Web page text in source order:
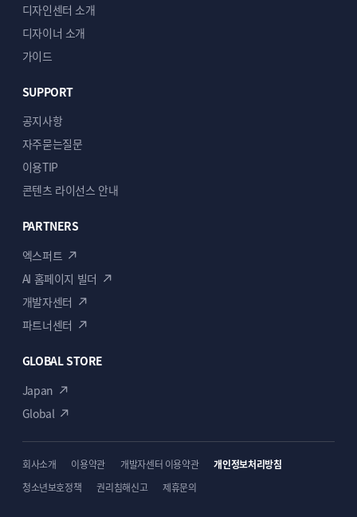
스킨을 그대로 복사하여 적용하는 서비스입니다.
관리자 매뉴얼
웹맵퍼가 제공하는
주시면, 디자이너가 동일한 위치에 반영하여
수정 해 드립니다.
가능합니다. 기획부터 디자인·개발까지
디자인도 요청하실 수 있습니다.
Q 작업은 언제 시작되나요?
디자인센터 소개
디자이너 소개
가이드
SUPPORT
공지사항
자주묻는질문
이용TIP
콘텐츠 라이선스 안내
PARTNERS
엑스퍼트
AI 홈페이지 빌더
개발자센터
파트너센터
GLOBAL STORE
Japan
Global
회사소개 이용약관 개발자센터 이용약관
개인정보처리방침
청소년보호정책
권리침해신고 제휴문의